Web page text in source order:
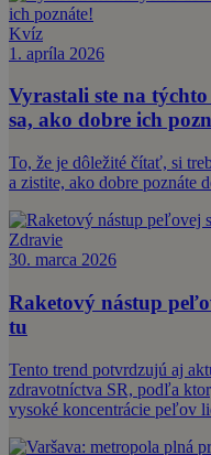
Kvíz
1. apríla 2026
Vyrastali ste na
sa, ako dobre ich
To, že je dôležité čítať, si
a zistite, ako dobre poznáte
Zdravie
30. marca 2026
Raketový nástup
tu
Tento trend potvrdzujú aj
zdravotníctva SR, podľa
vysoké koncentrácie peľov